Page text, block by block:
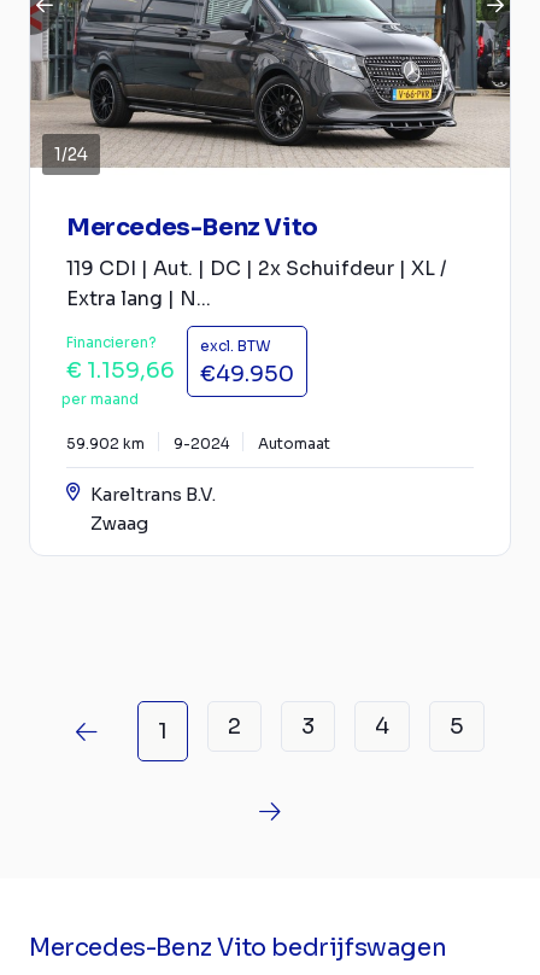
1/24
Mercedes-Benz Vito
119 CDI | Aut. | DC | 2x Schuifdeur | XL /
Extra lang | N...
Financieren?
€ 1.159,66
per maand
excl. BTW
€49.950
59.902 km 9-2024 Automaat
Kareltrans B.V.
Zwaag
1 2 3 4 5
Mercedes-Benz Vito bedrijfswagen